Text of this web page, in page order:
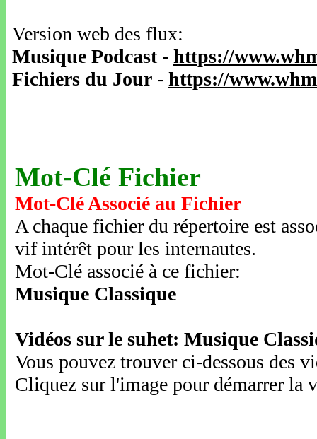
Version web des flux:
Musique Podcast- https://
Fichiers du Jour - https://
Mot-Clé Fichier
Mot-Clé Associé au Fichier
A chaque fichier du répertoire est
vif intérêt pour les internautes.
Mot-Clé associé à ce fichier:
Musique Classique
Vidéos sur le suhet: Musique
Vous pouvez trouver ci-dessous des
Cliquez sur l'image pour démarrer la